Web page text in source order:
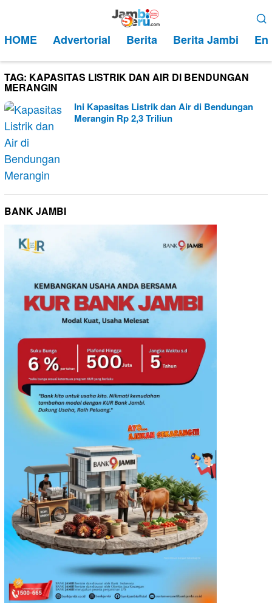
kontenMobile
HOME Advertorial Berita Berita Jambi
TAG: KAPASITAS LISTRIK DAN AIR DI BENDUNGAN
MERANGIN
Ini Kapasitas Listrik dan Air di Bendungan
Merangin Rp 2,3 Triliun
BANK JAMBI